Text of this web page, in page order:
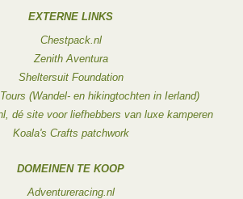
EXTERNE LINKS
Chestpack.nl
Zenith Aventura
Sheltersuit Foundation
(Wandel- en hikingtochten in Ierland)
dé site voor liefhebbers van luxe kamperen
Koala's Crafts patchwork
DOMEINEN TE KOOP
Adventureracing.nl